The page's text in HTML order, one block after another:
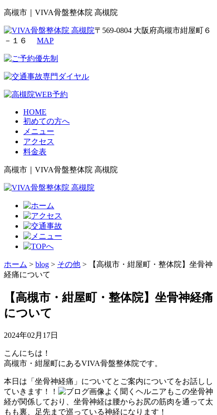
高槻市｜VIVA骨盤整体院 高槻院
〒569-0804 大阪府高槻市紺屋町６
－１６ MAP
HOME
初めての方へ
メニュー
アクセス
料金表
高槻市｜VIVA骨盤整体院 高槻院
ホーム > blog > その他 >
【高槻市・紺屋町・整体院】坐骨神
経痛について
【高槻市・紺屋町・整体院】坐骨神経痛
について
2024年02月17日
こんにちは！
高槻市・紺屋町にあるVIVA骨盤整体院です。
本日は「坐骨神経痛」についてとご案内についてをお話しし
ていきます！！
よく聞くヘルニアもこの坐骨神
経が関係しており、坐骨神経は腰からお尻の筋肉を通って太
もも裏、足先まで巡っている神経になります！